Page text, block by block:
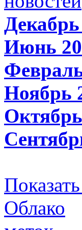
Июнь
Ноябрь
Облако